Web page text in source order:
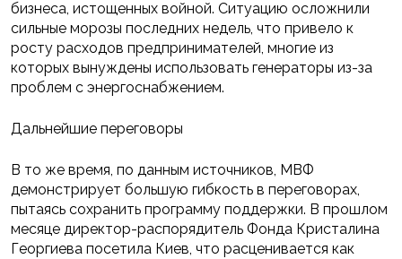
бизнеса, истощенных войной. Ситуацию осложнили
сильные морозы последних недель, что привело к
росту расходов предпринимателей, многие из
которых вынуждены использовать генераторы из-за
проблем с энергоснабжением.
Дальнейшие переговоры
В то же время, по данным источников, МВФ
демонстрирует большую гибкость в переговорах,
пытаясь сохранить программу поддержки. В прошлом
месяце директор-распорядитель Фонда Кристалина
Георгиева посетила Киев, что расценивается как